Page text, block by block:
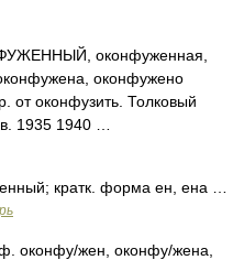
оконфуженная,
оконфужено
от оконфузить. Толковый
1935 1940 …
кратк. форма ен, ена …
оконфу/жен, оконфу/жена,